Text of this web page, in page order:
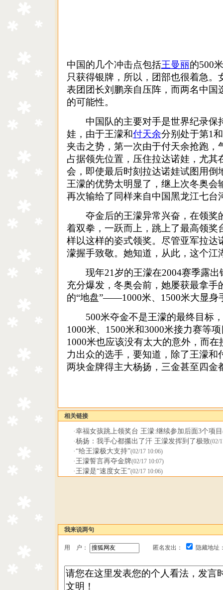
中国的几个冲击点包括王曼丽的500
只获得银牌，所以，团部也很着急。
表团团长刘鹏亲自压阵，而两名中国
的可能性。
中国队的主要对手是世界纪录保
娃，由于王濛和付天余分别处于第1
夹击之势，第一次由于付天余抢跑，
占据领先位置，压住拉达诺娃，尤其
会，即使最后时刻拉达诺娃试图用倒
王濛的优势太明显了，继上次冬奥会
再次输给了同样来自中国黑龙江七台
夺金后的王濛异常兴奋，在领奖
着双拳，一跃而上，跳上了最高领奖
样以这样的姿式领奖。尽管亚军拉达
濛握手致敬。她知道，从此，这个江
现年21岁的王濛在2004赛季露出
充分爆发，冬奥会前，她屡获最拿手
的“地盘”——1000米、1500米大显身
500米夺金不是王濛的最终目标，
1000米、1500米和3000米接力赛等
1000米也应该没有太大的意外，而
力出众的选手，要知道，除了王濛和
两块金牌得主大杨扬，三金甚至四金
相关链接
·幸福女孩跳上领奖台 王濛:继续参加后面3个项目
·杨扬：我手心都攥出了汗 王濛发挥到了极致(02/
·“给王濛极大支持”(02/17 10:06)
· 王濛誓言再夺金牌(02/17 10:07)
· 王濛是“速度女王”(02/17 10:06)
我来说两句
用 户： 匿名发出： 隐藏地址